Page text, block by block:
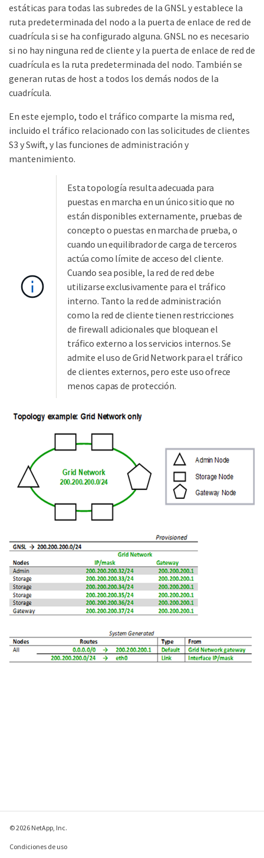
estáticas para todas las subredes de la GNSL y establece la
ruta predeterminada del nodo a la puerta de enlace de red de
cuadrícula si se ha configurado alguna. GNSL no es necesario
si no hay ninguna red de cliente y la puerta de enlace de red de
cuadrícula es la ruta predeterminada del nodo. También se
generan rutas de host a todos los demás nodos de la
cuadrícula.
En este ejemplo, todo el tráfico comparte la misma red,
incluido el tráfico relacionado con las solicitudes de clientes
S3 y Swift, y las funciones de administración y
mantenimiento.
Esta topología resulta adecuada para
puestas en marcha en un único sitio que no
están disponibles externamente, pruebas de
concepto o puestas en marcha de prueba, o
cuando un equilibrador de carga de terceros
actúa como límite de acceso del cliente.
Cuando sea posible, la red de red debe
utilizarse exclusivamente para el tráfico
interno. Tanto la red de administración
como la red de cliente tienen restricciones
de firewall adicionales que bloquean el
tráfico externo a los servicios internos. Se
admite el uso de Grid Network para el tráfico
de clientes externos, pero este uso ofrece
menos capas de protección.
© 2026 NetApp, Inc.
Condiciones de uso